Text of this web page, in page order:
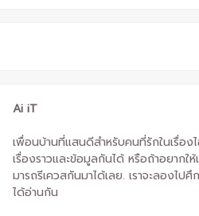
Ai iT
เพื่อนบ้านที่แสนดีสำหรับคนที่รักในเรื่อง
เรื่องราวและข้อมูลกันได้ หรือถ้าอยากให้
มารถรีเควสกันมาได้เลย. เราจะลองไป
ได้อ่านกัน